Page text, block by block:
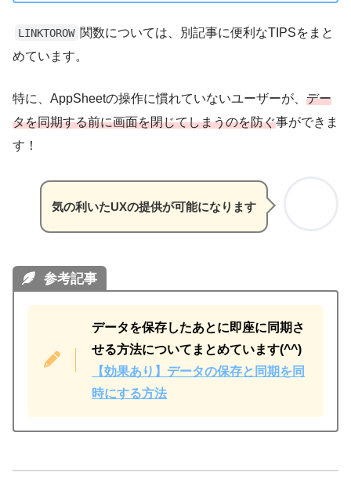
LINKTOROW 関数については、別記事に便利なTIPSをまと
めています。
特に、AppSheetの操作に慣れていないユーザーが、 デー
タを同期する前に画面を閉じてしまうのを防ぐ事ができま
す！
気の利いたUXの提供が可能になります
参考記事
データを保存したあとに即座に同期さ
せる方法についてまとめています(^^)
【効果あり】データの保存と同期を同
時にする方法